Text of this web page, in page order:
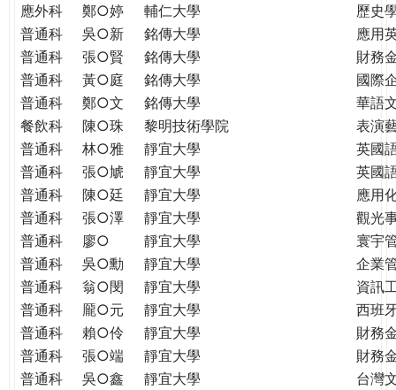
應外科
鄭○婷 輔仁大學
歷史
普通科
吳○新 銘傳大學
應用
普通科
張○賢 銘傳大學
財務
普通科
黃○庭 銘傳大學
國際
普通科
鄭○文 銘傳大學
華語
餐飲科
陳○珠 黎明技術學院
表演
普通科
林○雅 靜宜大學
英國
普通科
張○虓 靜宜大學
英國
普通科
陳○廷 靜宜大學
應用
普通科
張○澤 靜宜大學
觀光
普通科
廖○ 靜宜大學
寰宇
普通科
吳○勳 靜宜大學
企業
普通科
翁○閔 靜宜大學
資訊
普通科
龎○元 靜宜大學
西班
普通科
賴○伶 靜宜大學
財務
普通科
張○端 靜宜大學
財務
普通科
吳○鑫 靜宜大學
台灣